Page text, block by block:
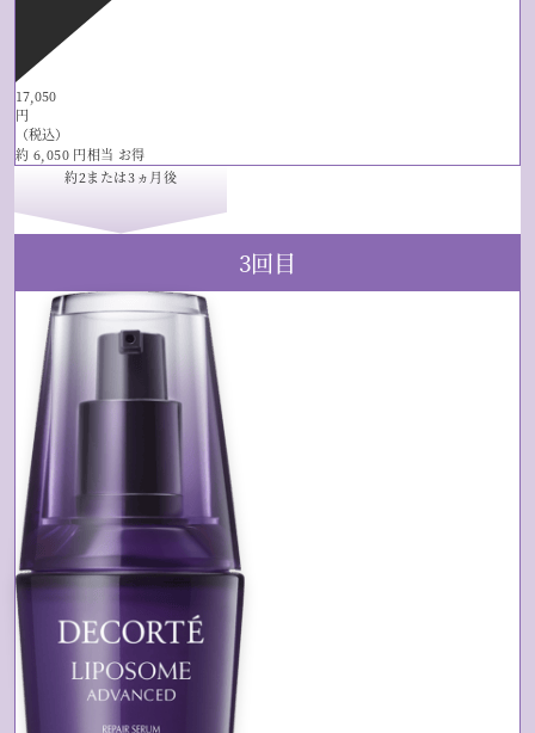
17,050
円
（税込）
約 6,050 円相当 お得
約2または3ヵ月後
3回目